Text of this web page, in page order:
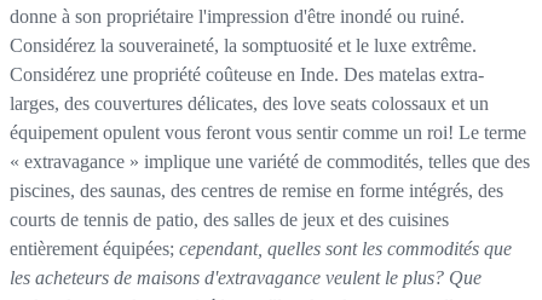
donne à son propriétaire l'impression d'être inondé ou ruiné.
Considérez la souveraineté, la somptuosité et le luxe extrême.
Considérez une propriété coûteuse en Inde. Des matelas extra-
larges, des couvertures délicates, des love seats colossaux et un
équipement opulent vous feront vous sentir comme un roi! Le terme
« extravagance » implique une variété de commodités, telles que des
piscines, des saunas, des centres de remise en forme intégrés, des
courts de tennis de patio, des salles de jeux et des cuisines
entièrement équipées; cependant, quelles sont les commodités que
les acheteurs de maisons d'extravagance veulent le plus? Que